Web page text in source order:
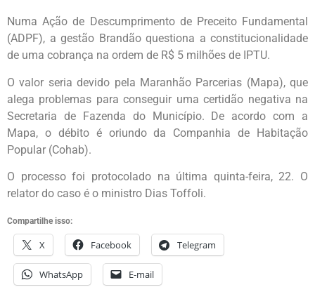
Numa Ação de Descumprimento de Preceito Fundamental
(ADPF), a gestão Brandão questiona a constitucionalidade
de uma cobrança na ordem de R$ 5 milhões de IPTU.
O valor seria devido pela Maranhão Parcerias (Mapa), que
alega problemas para conseguir uma certidão negativa na
Secretaria de Fazenda do Município. De acordo com a
Mapa, o débito é oriundo da Companhia de Habitação
Popular (Cohab).
O processo foi protocolado na última quinta-feira, 22. O
relator do caso é o ministro Dias Toffoli.
Compartilhe isso:
X Facebook Telegram
WhatsApp E-mail